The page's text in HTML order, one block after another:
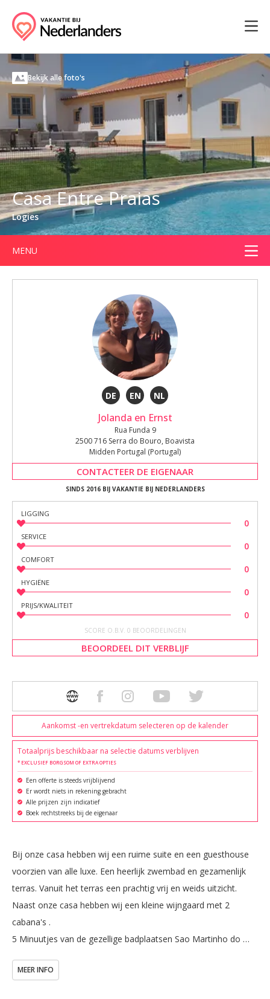
Bekijk alle foto's
Casa Entre Praias
Logies
MENU
Bij onze casa hebben wij een ruime suite en een guesthouse
voorzien van alle luxe. Een heerlijk zwembad en gezamenlijk
terras. Vanuit het terras een prachtig vrij en weids uitzicht.
Naast onze casa hebben wij een kleine wijngaard met 2
cabana's .
5 Minuutjes van de gezellige badplaatsen Sao Martinho do
maar tegelijkertijd op steenworp afstand van vele
MEER INFO
Aankomst -en vertrekdatum selecteren op de kalender
Totaalprijs beschikbaar na selectie datums verblijven
* EXCLUSIEF BORGSOM OF EXTRA OPTIES
Een offerte is steeds vrijblijvend
Er wordt niets in rekening gebracht
Alle prijzen zijn indicatief
Boek rechtstreeks bij de eigenaar
DE EN NL
Jolanda en Ernst
Rua Funda 9
2500 716 Serra do Bouro, Boavista
Midden Portugal (Portugal)
CONTACTEER DE EIGENAAR
SINDS 2016 BIJ VAKANTIE BIJ NEDERLANDERS
LIGGING
0
SERVICE
0
COMFORT
0
HYGIËNE
0
PRIJS/KWALITEIT
0
SCORE O.B.V. 0 BEOORDELINGEN
BEOORDEEL DIT VERBLIJF